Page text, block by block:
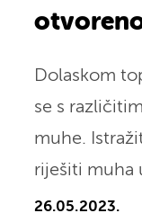
Dolaskom
se s
muhe.
riješiti muha
26.05.2023.